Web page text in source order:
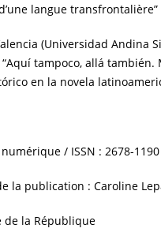
langue transfrontalière”
(Universidad Andina
tampoco, allá también.
en la novela
/ ISSN : 2678-1190
la publication : Caroline
de la République